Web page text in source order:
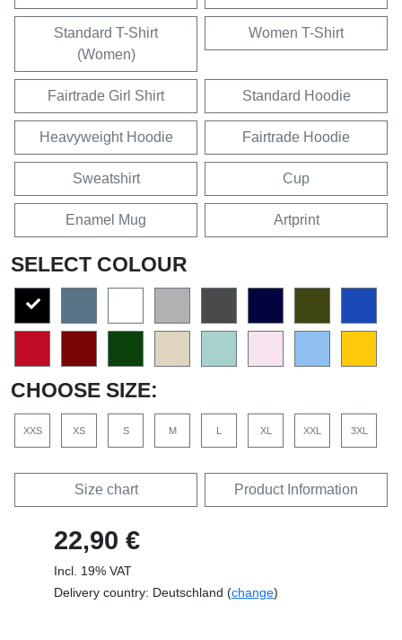
Standard T-Shirt
(Women)
Women T-Shirt
Fairtrade Girl Shirt Standard Hoodie
Heavyweight Hoodie Fairtrade Hoodie
Sweatshirt Cup
Enamel Mug Artprint
SELECT COLOUR
CHOOSE SIZE:
XXS XS S M L XL XXL 3XL
Size chart Product Information
22,90 €
Incl. 19% VAT
Delivery country: Deutschland (change)